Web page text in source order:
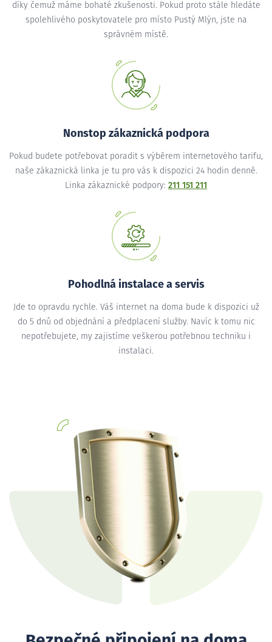
díky čemuž máme bohaté zkušenosti. Pokud proto stále hledáte
spolehlivého poskytovatele pro místo Pustý Mlýn, jste na
správném místě.
Nonstop zákaznická podpora
Pokud budete potřebovat poradit s výběrem internetového tarifu,
naše zákaznická linka je tu pro vás k dispozici 24 hodin denně.
Linka zákaznické podpory: 211 151 211
Pohodlná instalace a servis
Jde to opravdu rychle. Váš internet na doma bude k dispozici už
do 5 dnů od objednání a předplacení služby. Navíc k tomu nic
nepotřebujete, my zajistíme veškerou potřebnou techniku i
instalaci.